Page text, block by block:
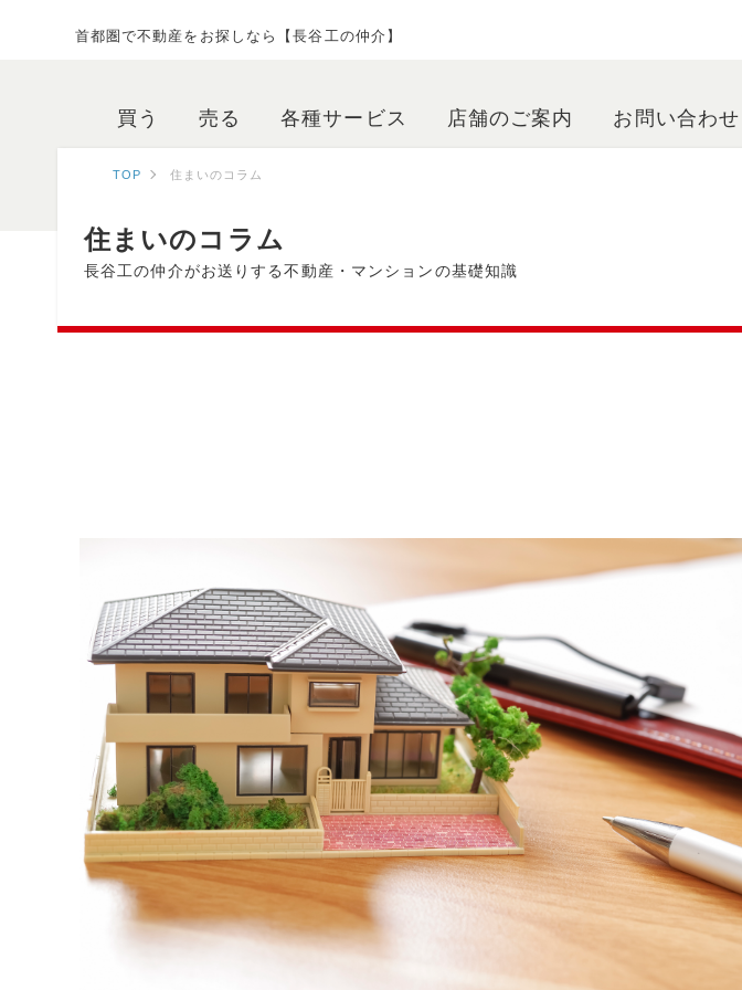
首都圏で不動産をお探しなら【長谷工の仲介】
買う 売る 各種サービス 店舗のご案内 お問い合わせ
TOP 住まいのコラム
住まいのコラム
長谷工の仲介がお送りする不動産・マンションの基礎知識